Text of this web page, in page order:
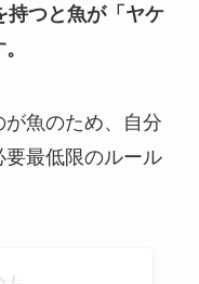
持つと魚が「ヤケ
魚のため、自分
最低限のルール